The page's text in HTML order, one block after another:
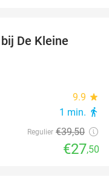
De Kleine
9.9 star
1 min. directions_walk
Regulier €39,50
€27,50